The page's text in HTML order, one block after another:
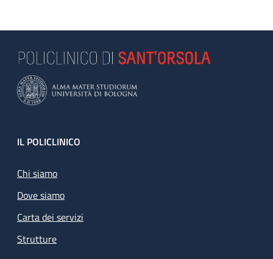
Footer
IL POLICLINICO
Chi siamo
Dove siamo
Carta dei servizi
Strutture